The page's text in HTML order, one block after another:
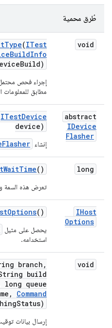
طُرق محمية
void
Type(ITest
BuildInfo
Build)
إجراء فحص محتمل
مطابق للمعلومات
abstract
IDevice
Flasher
ITestDevice
device)
إنشاء
long
WaitTime()
تعرض هذه السمة
IHost
Options
Options()
يحصل على مثيل
استخدامه.
void
branch ,
build
long queue
,
Command
Status)
إرسال بيانات